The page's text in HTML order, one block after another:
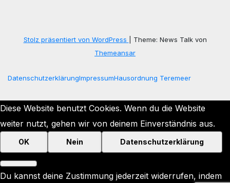
Stolz präsentiert von WordPress
Theme: News Talk von
Themeansar
DatenschutzerklärungImpressumHausordnung Teremeer
Diese Website benutzt Cookies. Wenn du die Website
weiter nutzt, gehen wir von deinem Einverständnis aus.
OK Nein Datenschutzerklärung
Du kannst deine Zustimmung jederzeit widerrufen, indem